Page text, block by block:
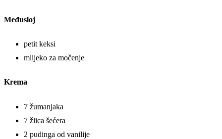
Međusloj
petit keksi
mlijeko za močenje
Krema
7 žumanjaka
7 žlica šećera
2 pudinga od vanilije